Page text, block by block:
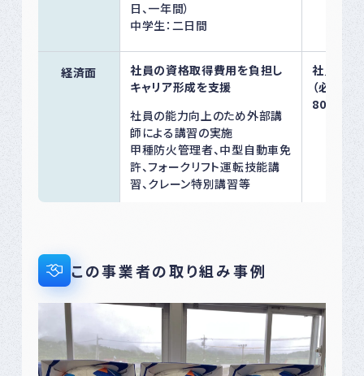
日、一年間）
中学生：二日間
経済面
社員の資格取得費用を負担し
キャリア形成を支援
社員の能力向上のため外部講
師による講習の実施
甲種防火管理者、中型自動車免
許、フォークリフト運転技能講
習、クレーン特別講習等
社員の資
（必要な
80%以上
この事業者の取り組み事例